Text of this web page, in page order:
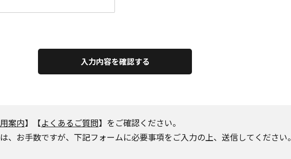
入力内容を確認する
案内】【よくあるご質問】をご確認ください。
、お手数ですが、下記フォームに必要事項をご入力の上、送信してください。